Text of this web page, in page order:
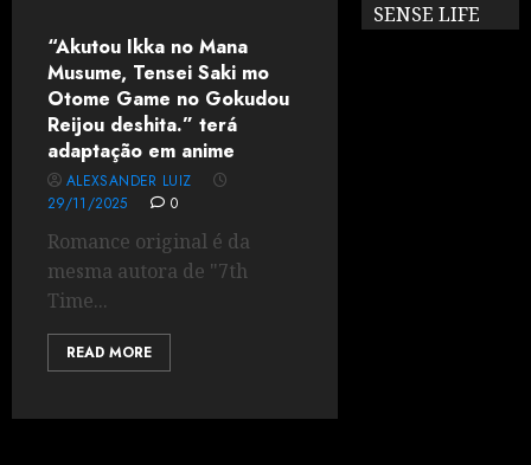
“Akutou Ikka no Mana
Musume, Tensei Saki mo
Otome Game no Gokudou
Reijou deshita.” terá
adaptação em anime
ALEXSANDER LUIZ
29/11/2025
0
Romance original é da
mesma autora de "7th
Time...
READ MORE
SENSE LIFE